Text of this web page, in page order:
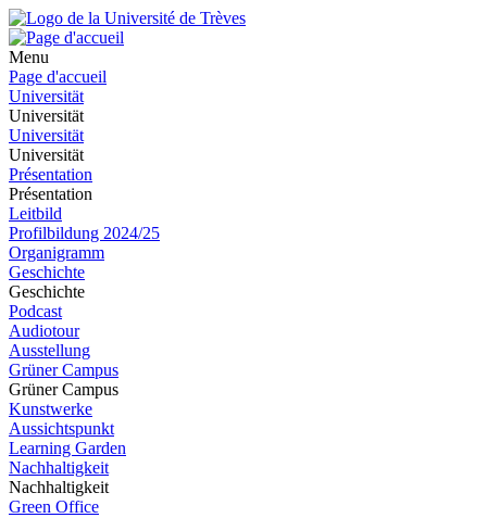
Menu
Page d'accueil
Universität
Universität
Universität
Universität
Présentation
Présentation
Leitbild
Profilbildung 2024/25
Organigramm
Geschichte
Geschichte
Podcast
Audiotour
Ausstellung
Grüner Campus
Grüner Campus
Kunstwerke
Aussichtspunkt
Learning Garden
Nachhaltigkeit
Nachhaltigkeit
Green Office